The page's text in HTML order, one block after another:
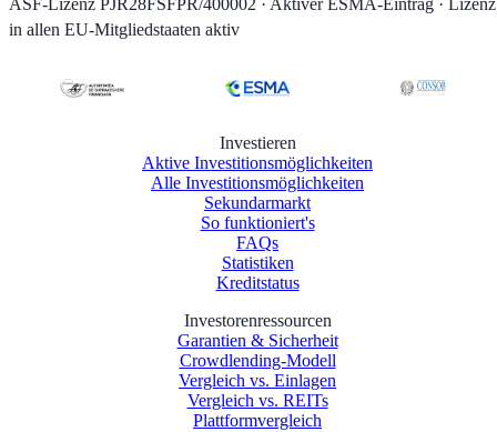
ASF-Lizenz PJR28FSFPR/400002 · Aktiver ESMA-Eintrag · Lizenz
in allen EU-Mitgliedstaaten aktiv
Investieren
Aktive Investitionsmöglichkeiten
Alle Investitionsmöglichkeiten
Sekundarmarkt
So funktioniert's
FAQs
Statistiken
Kreditstatus
Investorenressourcen
Garantien & Sicherheit
Crowdlending-Modell
Vergleich vs. Einlagen
Vergleich vs. REITs
Plattformvergleich